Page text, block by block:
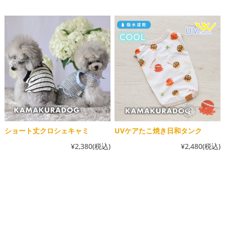
ショート丈クロシェキャミ
¥2,380(税込)
UVケアたこ焼き日和タンク
¥2,480(税込)